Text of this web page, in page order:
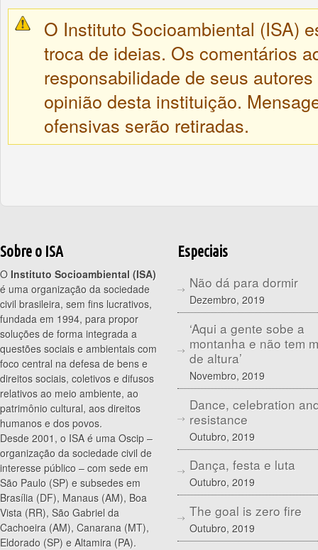
O Instituto Socioambiental (ISA)
troca de ideias. Os comentários
responsabilidade de seus
opinião desta instituição.
ofensivas serão retiradas.
Sobre o ISA
O Instituto Socioambiental (ISA)
é uma organização da sociedade
civil brasileira, sem fins lucrativos,
fundada em 1994, para propor
soluções de forma integrada a
questões sociais e ambientais com
foco central na defesa de bens e
direitos sociais, coletivos e difusos
relativos ao meio ambiente, ao
patrimônio cultural, aos direitos
humanos e dos povos.
Desde 2001, o ISA é uma Oscip –
organização da sociedade civil de
interesse público – com sede em
São Paulo (SP) e subsedes em
Brasília (DF), Manaus (AM), Boa
Vista (RR), São Gabriel da
Cachoeira (AM), Canarana (MT),
Eldorado (SP) e Altamira (PA).
Especiais
Não dá para dormir
Dezembro, 2019
‘Aqui a gente sobe a
montanha e não tem
de altura’
Novembro, 2019
Dance, celebration
resistance
Outubro, 2019
Dança, festa e luta
Outubro, 2019
The goal is zero fire
Outubro, 2019